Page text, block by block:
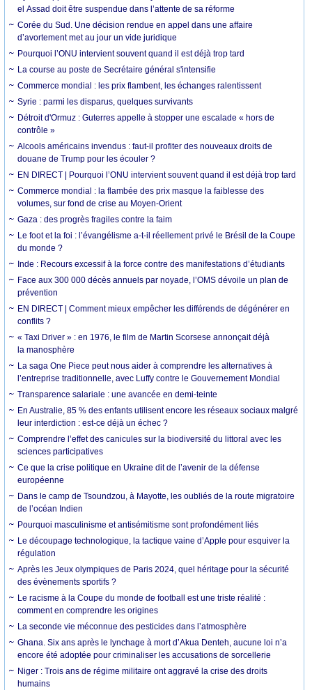
el Assad doit être suspendue dans l’attente de sa réforme
Corée du Sud. Une décision rendue en appel dans une affaire
d’avortement met au jour un vide juridique
Pourquoi l’ONU intervient souvent quand il est déjà trop tard
La course au poste de Secrétaire général s'intensifie
Commerce mondial : les prix flambent, les échanges ralentissent
Syrie : parmi les disparus, quelques survivants
Détroit d'Ormuz : Guterres appelle à stopper une escalade « hors de
contrôle »
Alcools américains invendus : faut-il profiter des nouveaux droits de
douane de Trump pour les écouler ?
EN DIRECT | Pourquoi l’ONU intervient souvent quand il est déjà trop tard
Commerce mondial : la flambée des prix masque la faiblesse des
volumes, sur fond de crise au Moyen-Orient
Gaza : des progrès fragiles contre la faim
Le foot et la foi : l’évangélisme a-t-il réellement privé le Brésil de la Coupe
du monde ?
Inde : Recours excessif à la force contre des manifestations d’étudiants
Face aux 300 000 décès annuels par noyade, l’OMS dévoile un plan de
prévention
EN DIRECT | Comment mieux empêcher les différends de dégénérer en
conflits ?
« Taxi Driver » : en 1976, le film de Martin Scorsese annonçait déjà
la manosphère
La saga One Piece peut nous aider à comprendre les alternatives à
l’entreprise traditionnelle, avec Luffy contre le Gouvernement Mondial
Transparence salariale : une avancée en demi-teinte
En Australie, 85 % des enfants utilisent encore les réseaux sociaux malgré
leur interdiction : est-ce déjà un échec ?
Comprendre l’effet des canicules sur la biodiversité du littoral avec les
sciences participatives
Ce que la crise politique en Ukraine dit de l’avenir de la défense
européenne
Dans le camp de Tsoundzou, à Mayotte, les oubliés de la route migratoire
de l’océan Indien
Pourquoi masculinisme et antisémitisme sont profondément liés
Le découpage technologique, la tactique vaine d’Apple pour esquiver la
régulation
Après les Jeux olympiques de Paris 2024, quel héritage pour la sécurité
des évènements sportifs ?
Le racisme à la Coupe du monde de football est une triste réalité :
comment en comprendre les origines
La seconde vie méconnue des pesticides dans l’atmosphère
Ghana. Six ans après le lynchage à mort d’Akua Denteh, aucune loi n’a
encore été adoptée pour criminaliser les accusations de sorcellerie
Niger : Trois ans de régime militaire ont aggravé la crise des droits
humains